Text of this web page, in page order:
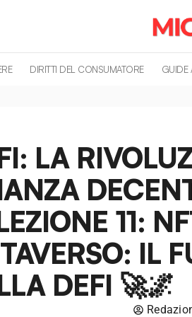
DIRITTI DEL CONSUMATORE GUIDE
LA
11:
IL
DEFI 🚀🌌